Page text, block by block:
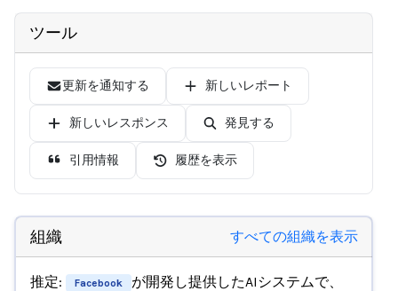
ツール
更新を通知する 新しいレポート
新しいレスポンス 発見する
引用情報 履歴を表示
組織 すべての組織を表示
推定: Facebook が開発し提供したAIシステムで、